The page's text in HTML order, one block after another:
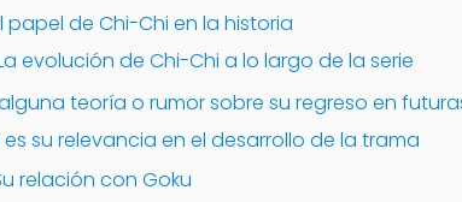
papel de Chi-Chi en la historia
evolución de Chi-Chi a lo largo de la serie
teoría o rumor sobre su regreso en
es su relevancia en el desarrollo de la trama
relación con Goku